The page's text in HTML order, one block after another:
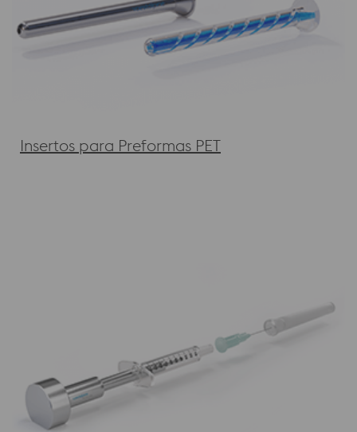
Insertos para Preformas PET